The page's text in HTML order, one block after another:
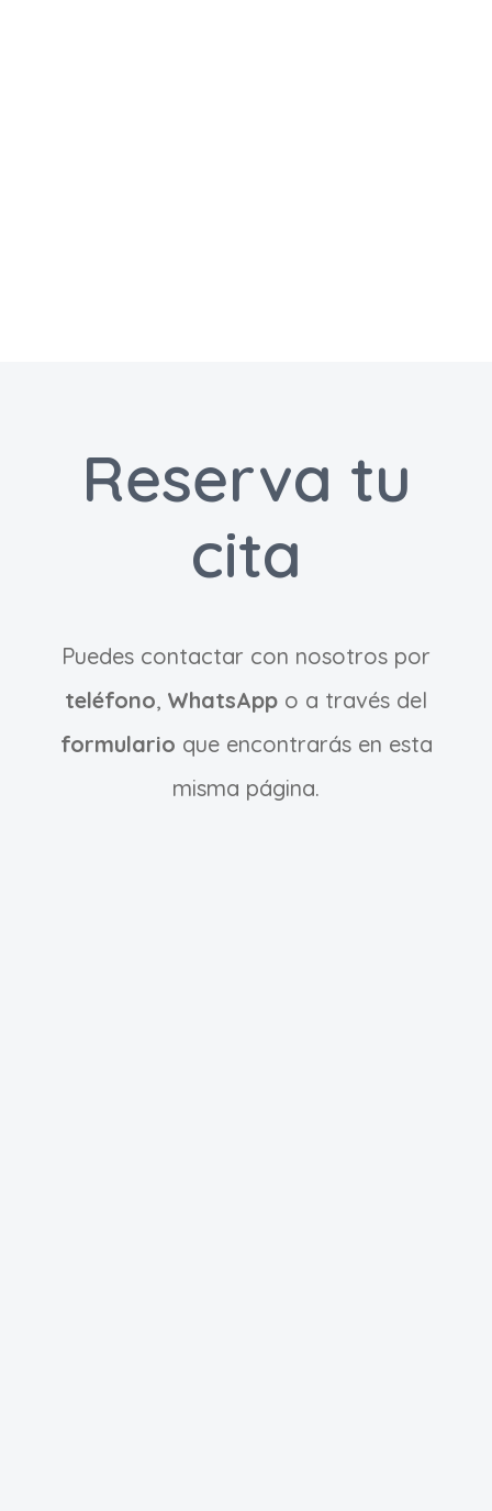
Reserva tu
cita
Puedes contactar con nosotros por
teléfono, WhatsApp o a través del
formulario que encontrarás en esta
misma página.